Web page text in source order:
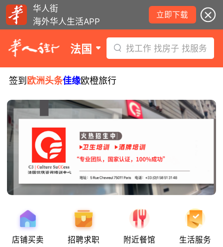
华人街
海外华人生活APP
立即下载
法国 找工作 找房子 找服务
签到 欧洲头条佳缘欧橙旅行
店铺买卖 招聘求职 附近餐馆 生活服务